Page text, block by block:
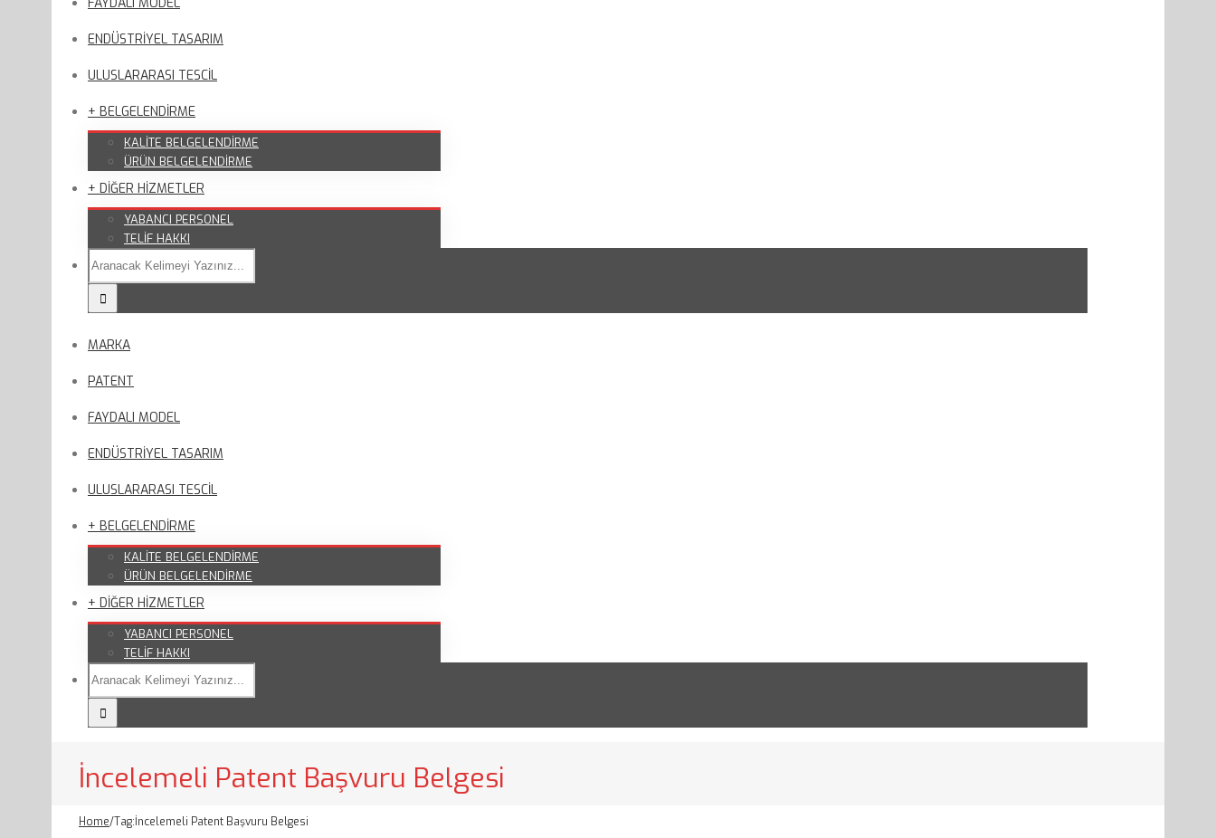
ENDÜSTRİYEL TASARIM
ULUSLARARASI TESCİL
+ BELGELENDİRME
KALİTE BELGELENDİRME
ÜRÜN BELGELENDİRME
+ DİĞER HİZMETLER
YABANCI PERSONEL
TELİF HAKKI
MARKA
PATENT
FAYDALI MODEL
ENDÜSTRİYEL TASARIM
ULUSLARARASI TESCİL
+ BELGELENDİRME
KALİTE BELGELENDİRME
ÜRÜN BELGELENDİRME
+ DİĞER HİZMETLER
YABANCI PERSONEL
TELİF HAKKI
İncelemeli Patent Başvuru Belgesi
Home/Tag:İncelemeli Patent Başvuru Belgesi